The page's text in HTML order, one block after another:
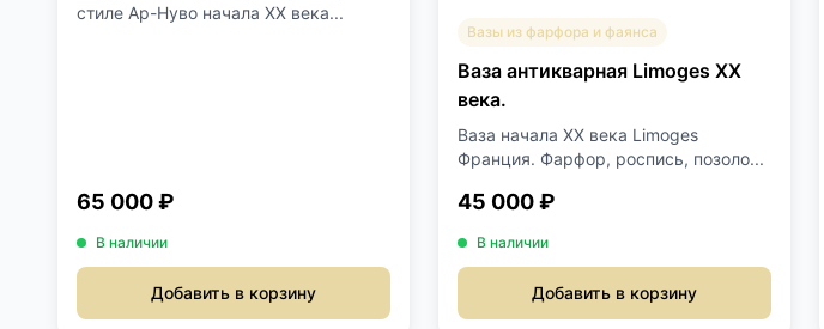
стиле Ар-Нуво начала XX века...
65 000 ₽
В наличии
Добавить в корзину
Вазы из фарфора и фаянса
Ваза антикварная Limoges XX
века.
Ваза начала XX века Limoges
Франция. Фарфор, роспись, позоло...
45 000 ₽
В наличии
Добавить в корзину